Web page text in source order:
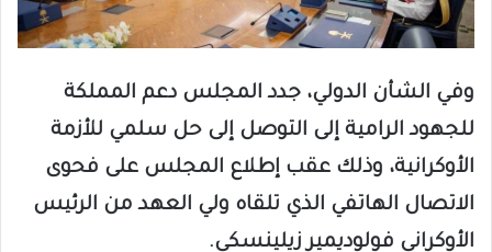
وفي الشأن الدولي، جدد المجلس دعم المملكة
للجهود الرامية إلى التوصل إلى حل سلمي للأزمة
الأوكرانية، وذلك عقب إطلاع المجلس على فحوى
الاتصال الهاتفي الذي تلقاه ولي العهد من الرئيس
الأوكراني فولوديمير زيلينسكي.